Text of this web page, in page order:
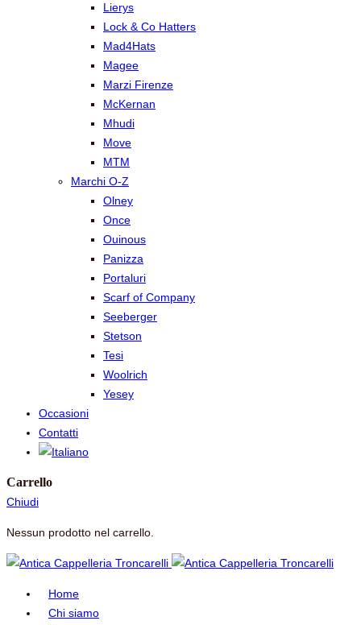
Lierys
Lock & Co Hatters
Mad4Hats
Magee
Marzi Firenze
McKernan
Mhudi
Move
MTM
Marchi O-Z
Olney
Once
Ouinous
Panizza
Portaluri
Scarf of Company
Seeberger
Stetson
Tesi
Woolrich
Yesey
Occasioni
Contatti
Carrello
Chiudi
Nessun prodotto nel carrello.
Home
Chi siamo